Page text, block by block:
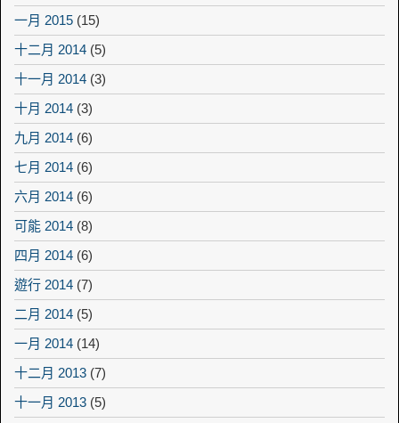
一月 2015 (15)
十二月 2014 (5)
十一月 2014 (3)
十月 2014 (3)
九月 2014 (6)
七月 2014 (6)
六月 2014 (6)
可能 2014 (8)
四月 2014 (6)
遊行 2014 (7)
二月 2014 (5)
一月 2014 (14)
十二月 2013 (7)
十一月 2013 (5)